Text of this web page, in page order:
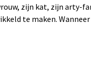
zijn kat, zijn arty-
te maken.